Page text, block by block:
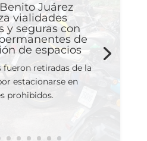
Juárez
vialidades
y seguras con
de
de espacios
retiradas de la
estacionarse en
prohibidos.